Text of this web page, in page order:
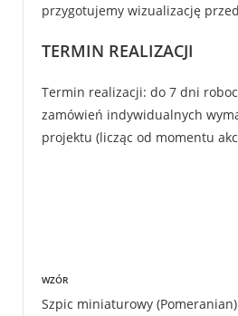
przygotujemy wizualizację
TERMIN REALIZACJI
Termin realizacji: do 7 dni
zamówień indywidualnych
projektu (licząc od momentu
WZÓR
Szpic miniaturowy (Pomeranian)